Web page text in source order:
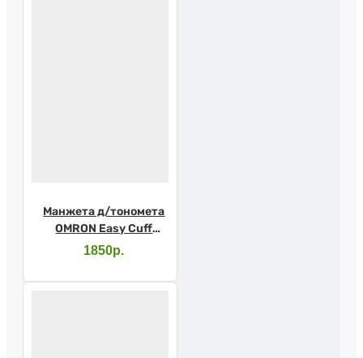
Манжета д/тономета
OMRON Easy Cuff
универсальная
1850р.